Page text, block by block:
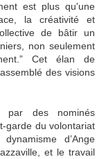
est plus qu'une
la créativité et
de bâtir un
non seulement
Cet élan de
des visions
des nominés
garde du volontariat
d’Ange
et le travail